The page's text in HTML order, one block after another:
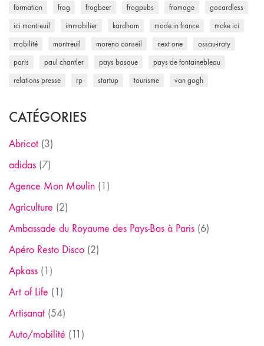
formation frog frogbeer frogpubs fromage gocardless
ici montreuil immobilier kardham made in france make ici
mobilité montreuil moreno conseil next one ossau-iraty
paris paul chantler pays basque pays de fontainebleau
relations presse rp startup tourisme van gogh
CATÉGORIES
Abricot (3)
adidas (7)
Agence Mon Moulin (1)
Agriculture (2)
Ambassade du Royaume des Pays-Bas à Paris (6)
Apéro Resto Disco (2)
Apkass (1)
Art of Life (1)
Artisanat (54)
Auto/mobilité (11)